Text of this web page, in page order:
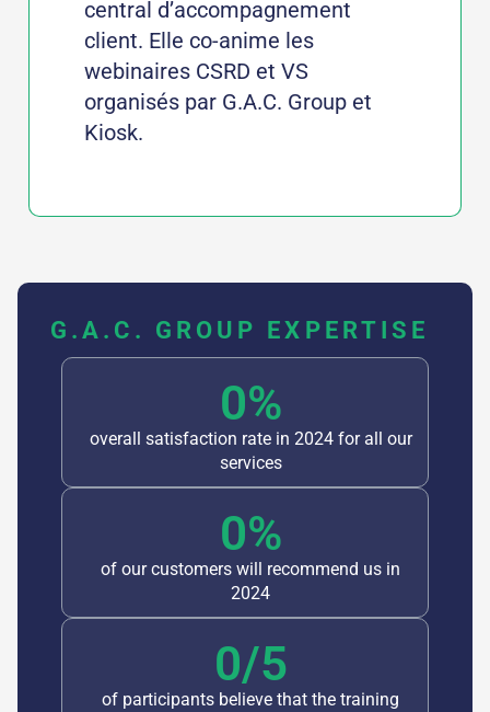
central d’accompagnement
client. Elle co-anime les
webinaires CSRD et VS
organisés par G.A.C. Group et
Kiosk.
G.A.C. GROUP EXPERTISE
overall satisfaction rate in 2024 for all our
services
0%
of our customers will recommend us in
2024
0%
of participants believe that the training
0/5